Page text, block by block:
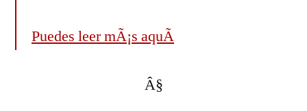
Puedes leer mÃ¡s aquÃ­
Â§